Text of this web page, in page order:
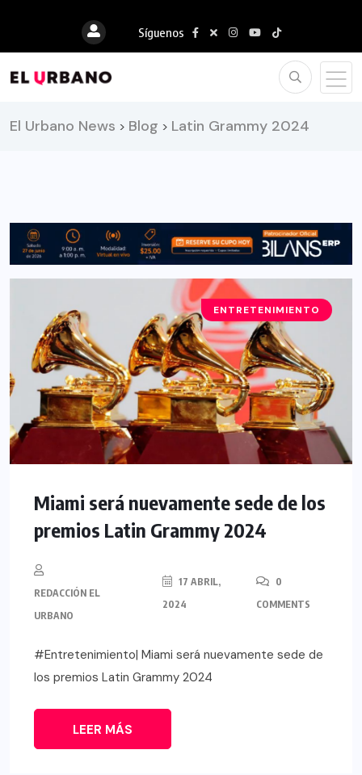
Síguenos
El Urbano News > Blog > Latin Grammy 2024
ENTRETENIMIENTO
Miami será nuevamente sede de los
premios Latin Grammy 2024
REDACCIÓN EL
URBANO
17 ABRIL,
2024
0
COMMENTS
#Entretenimiento| Miami será nuevamente sede de
los premios Latin Grammy 2024
LEER MÁS